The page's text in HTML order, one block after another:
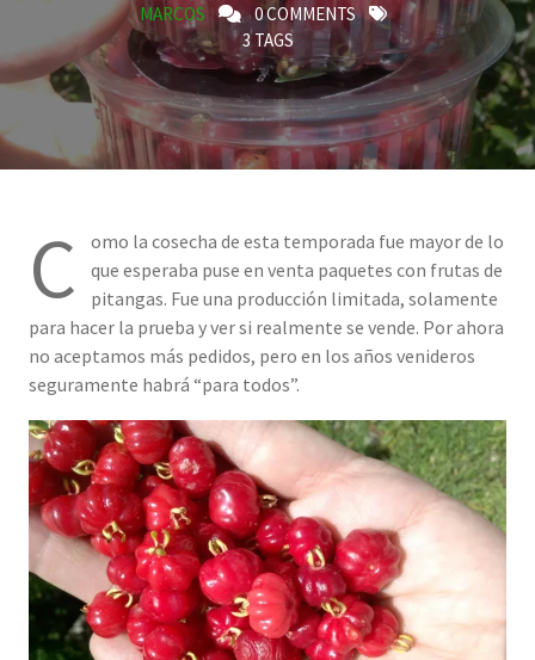
MARCOS
0 COMMENTS
3 TAGS
C
omo la cosecha de esta temporada fue mayor de lo
que esperaba puse en venta paquetes con frutas de
pitangas. Fue una producción limitada, solamente
para hacer la prueba y ver si realmente se vende. Por ahora
no aceptamos más pedidos, pero en los años venideros
seguramente habrá “para todos”.